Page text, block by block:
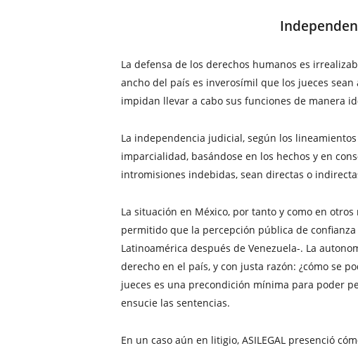
La defensa de los derechos humanos es
ancho del país es inverosímil que los jueces
impidan llevar a cabo sus funciones de manera
La independencia judicial, según los
imparcialidad, basándose en los hechos y en
intromisiones indebidas, sean directas o
La situación en México, por tanto y como en
permitido que la percepción pública de
Latinoamérica después de Venezuela-. La
derecho en el país, y con justa razón: ¿cómo se
jueces es una precondición mínima para poder
ensucie las sentencias.
En un caso aún en litigio, ASILEGAL presenció